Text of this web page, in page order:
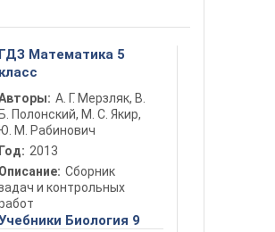
ГДЗ Математика 5
класс
А. Г. Мерзляк, В.
Б. Полонский, М. С. Якир,
Ю. М. Рабинович
Год: 2013
Описание: Сборник
и контрольных
Биология 9